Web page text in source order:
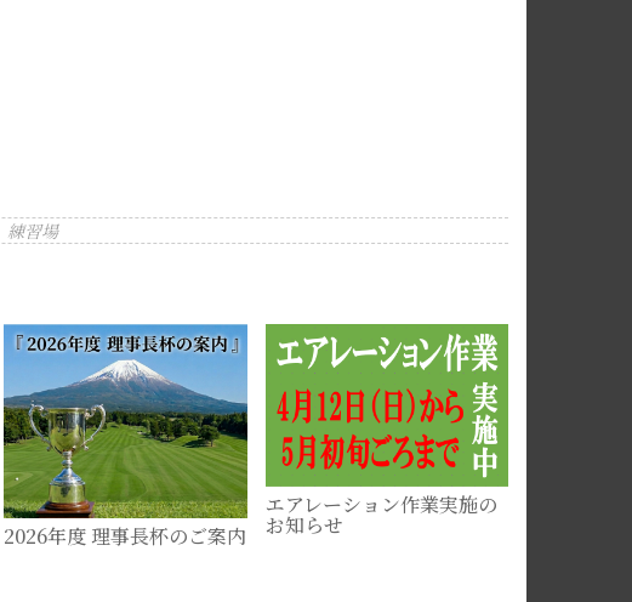
練習場
2026年度 理事長杯のご案内
エアレーション作業実施の
お知らせ